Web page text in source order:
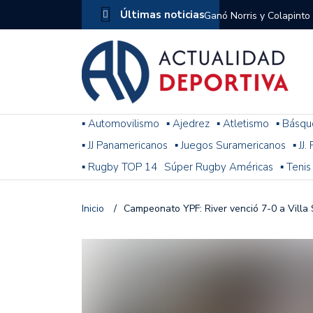
Últimas noticiasGanó Norris y
1
El penal de Barracas
Monumental
Se jugó una nueva
Arrancó el Torneo
Franco Colapinto giró
▪ Automovilismo ▪ Ajedrez ▪ Atletismo ▪
▪ JJ Panamericanos ▪ Juegos Suramericanos ▪
▪ Rugby TOP 14 Súper Rugby Américas ▪ Tenis
Inicio / Campeonato YPF: River venció 7-0 a Villa